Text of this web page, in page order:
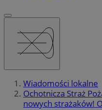
Wiadomości lokalne
Ochotnicza Straż
nowych strażaków!